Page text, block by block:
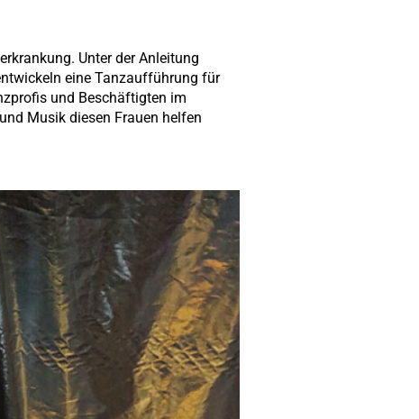
Unter der Anleitung
eine Tanzaufführung für
und Beschäftigten im
Musik diesen Frauen helfen